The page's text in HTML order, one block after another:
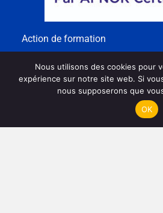
Action de formation
Nous utilisons des cookies pour
expérience sur notre site web. Si
nous supposerons que
OK